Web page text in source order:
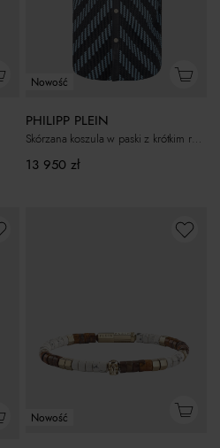
Nowość
PHILIPP PLEIN
Skórzana koszula w paski z krótkim rękawem
13 950 zł
Nowość